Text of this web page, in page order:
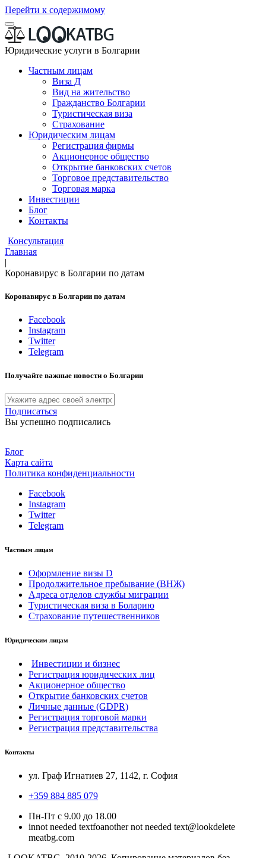
Перейти к содержимому
Юридические услуги в Болгарии
Частным лицам
Виза Д
Вид на жительство
Гражданство Болгарии
Туристическая виза
Страхование
Юридическим лицам
Регистрация фирмы
Акционерное общество
Открытие банковских счетов
Торговое представительство
Торговая марка
Инвестиции
Блог
Контакты
Консультация
Главная
|
Коронавирус в Болгарии по датам
Коронавирус в Болгарии по датам
Facebook
Instagram
Twitter
Telegram
Получайте важные новости о Болгарии
Подписаться
Вы успешно подписались
Блог
Карта сайта
Политика конфиденциальности
Facebook
Instagram
Twitter
Telegram
Частным лицам
Оформление визы D
Продолжительное пребывание (ВНЖ)
Адреса отделов службы миграции
Туристическая виза в Боларию
Страхование путешественников
Юридическим лицам
Инвестиции и бизнес
Регистрация юридических лиц
Акционерное общество
Открытие банковских счетов
Личные данные (GDPR)
Регистрация торговой марки
Регистрация представительства
Контакты
ул. Граф Игнатиев 27, 1142, г. София
+359 884 885 079
Пн-Пт с 9.00 до 18.00
innot needed textfoanother not needed text@lookdelete
meatbg.com